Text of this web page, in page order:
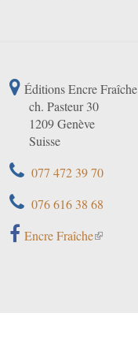
Éditions Encre Fraîche
ch. Pasteur 30
1209 Genève
Suisse
077 472 39 70
076 616 38 68
Encre Fraîche